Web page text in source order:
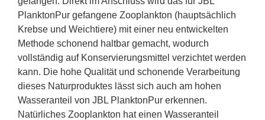
PlanktonPur gefangene Zooplankton (hauptsächlich
Krebse und Weichtiere) mit einer neu entwickelten
Methode schonend haltbar gemacht, wodurch
vollständig auf Konservierungsmittel verzichtet werden
kann. Die hohe Qualität und schonende Verarbeitung
dieses Naturproduktes lässt sich auch am hohen
Wasseranteil von JBL PlanktonPur erkennen.
Natürliches Zooplankton hat einen Wasseranteil